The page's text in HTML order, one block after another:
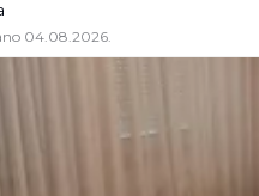
04.08.2026.